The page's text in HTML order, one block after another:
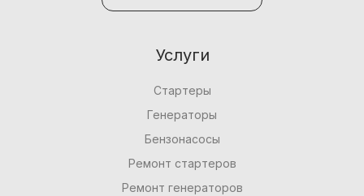
Услуги
Стартеры
Генераторы
Бензонасосы
Ремонт стартеров
Ремонт генераторов